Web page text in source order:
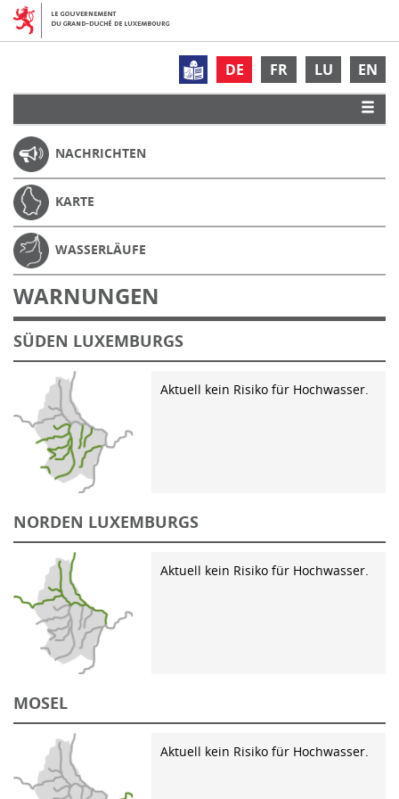
DE FR LU EN
NACHRICHTEN
KARTE
WASSERLÄUFE
WARNUNGEN
SÜDEN LUXEMBURGS
Aktuell kein Risiko für Hochwasser.
NORDEN LUXEMBURGS
Aktuell kein Risiko für Hochwasser.
MOSEL
Aktuell kein Risiko für Hochwasser.